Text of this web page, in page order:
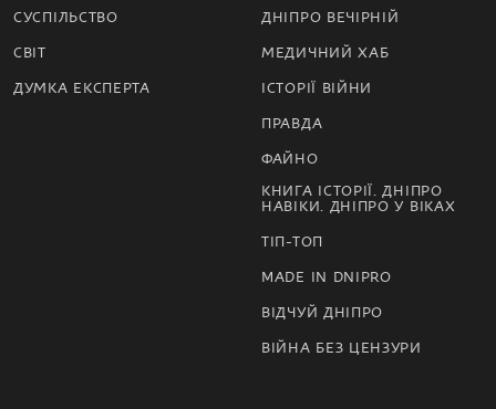
СУСПІЛЬСТВО
СВІТ
ДУМКА ЕКСПЕРТА
ДНІПРО ВЕЧІРНІЙ
МЕДИЧНИЙ ХАБ
ІСТОРІЇ ВІЙНИ
ПРАВДА
ФАЙНО
КНИГА ІСТОРІЇ. ДНІПРО
НАВІКИ. ДНІПРО У ВІКАХ
ТІП-ТОП
MADE IN DNIPRO
ВІДЧУЙ ДНІПРО
ВІЙНА БЕЗ ЦЕНЗУРИ